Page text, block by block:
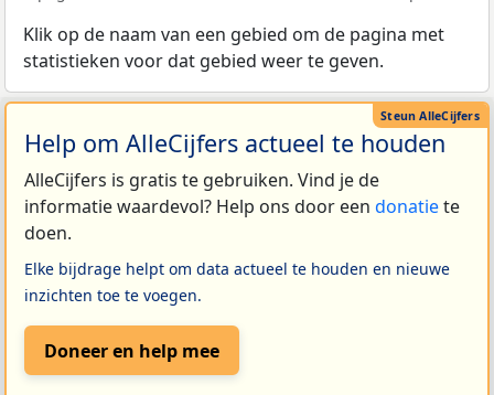
Klik op de naam van een gebied om de pagina met
statistieken voor dat gebied weer te geven.
Help om AlleCijfers actueel te houden
AlleCijfers is gratis te gebruiken. Vind je de
informatie waardevol? Help ons door een donatiete
doen.
Elke bijdrage helpt om data actueel te houden en nieuwe
inzichten toe te voegen.
Doneer en help mee